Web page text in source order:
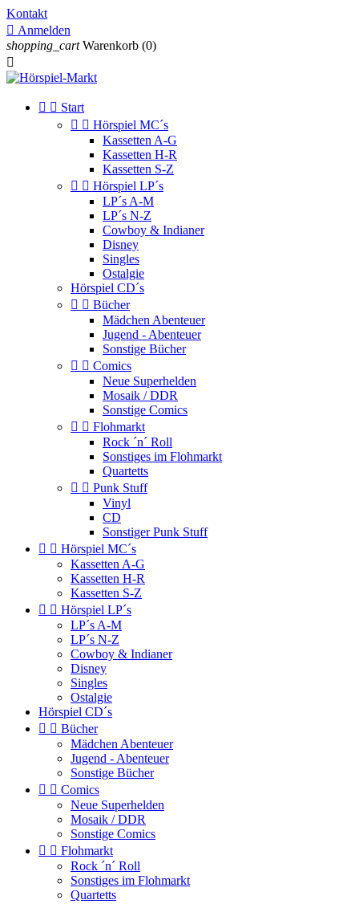
Kontakt
 Anmelden
shopping_cart Warenkorb (0)

  Start
  Hörspiel MC´s
Kassetten A-G
Kassetten H-R
Kassetten S-Z
  Hörspiel LP´s
LP´s A-M
LP´s N-Z
Cowboy & Indianer
Disney
Singles
Ostalgie
Hörspiel CD´s
  Bücher
Mädchen Abenteuer
Jugend - Abenteuer
Sonstige Bücher
  Comics
Neue Superhelden
Mosaik / DDR
Sonstige Comics
  Flohmarkt
Rock ´n´ Roll
Sonstiges im Flohmarkt
Quartetts
  Punk Stuff
Vinyl
CD
Sonstiger Punk Stuff
  Hörspiel MC´s
Kassetten A-G
Kassetten H-R
Kassetten S-Z
  Hörspiel LP´s
LP´s A-M
LP´s N-Z
Cowboy & Indianer
Disney
Singles
Ostalgie
Hörspiel CD´s
  Bücher
Mädchen Abenteuer
Jugend - Abenteuer
Sonstige Bücher
  Comics
Neue Superhelden
Mosaik / DDR
Sonstige Comics
  Flohmarkt
Rock ´n´ Roll
Sonstiges im Flohmarkt
Quartetts